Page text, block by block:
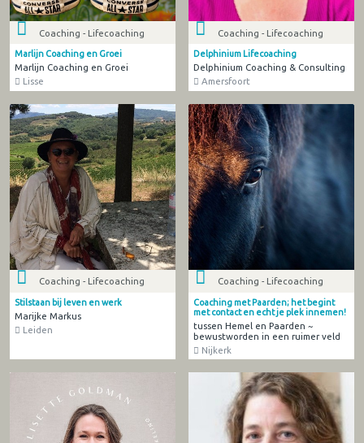
Coaching - Lifecoaching
Marlijn Coaching en Groei
Marlijn Coaching en Groei
Lisse
Coaching - Lifecoaching
Delphinium Lifecoaching
Delphinium Coaching & Consulting
Amersfoort
Coaching - Lifecoaching
Stilstaan bij leven en werk
Marijke Markus
Leiden
Coaching - Lifecoaching
Coaching met Paarden; het begint
met contact en echt je plek innemen!
tussen Hemel en Paarden ~
bewustworden in een ruimer veld
Nijkerk